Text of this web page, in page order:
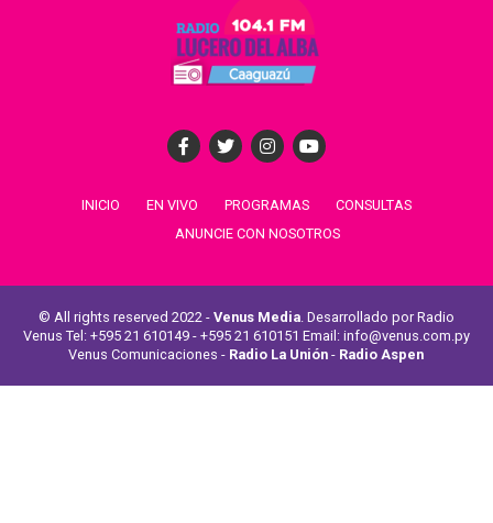
INICIO EN VIVO PROGRAMAS
CONSULTAS
ANUNCIE CON NOSOTROS
© All rights reserved 2022 - Venus Media. Desarrollado por Radio
Venus Tel: +595 21 610149 - +595 21 610151 Email: info@venus.com.py
Venus Comunicaciones - Radio La Unión - Radio Aspen